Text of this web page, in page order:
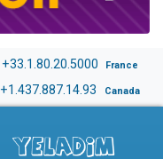
+33.1.80.20.5000 France
+1.437.887.14.93 Canada